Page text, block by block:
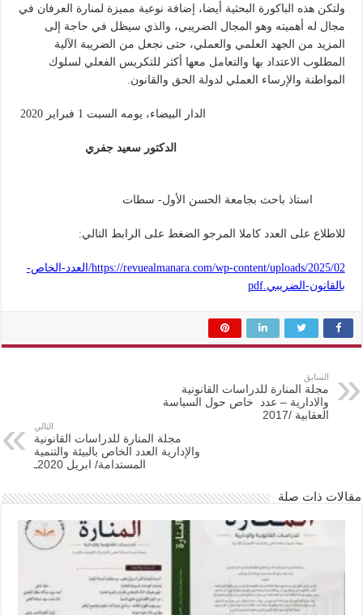
ولتكن هذه الباكورة البحثية أيضا، إضافة نوعية مميزة لمنارة العرفان في
مجال له أهميته وهو المجال الضريبي، والذي سيظل في حاجة إلى
المزيد من الجهد العلمي والعملي، حتى نجعل من الضريبة الآلية
المطلوب الاعتداد بها والتعامل معها أكثر للتكريس الفعلي لسلوك
المواطنة والإرساء العملي لدولة الحق والقانون.
الدار البيضاء، يومه السبت 1 فبراير 2020
الدكتور سعيد جفري
استاذ باحث بجامعة الحسن الأول- سطات
للاطلاع على العدد كاملا المرجو الضغط على الرابط التالي:
https://revuealmanara.com/wp-content/uploads/2025/02/العدد-الخاص-
بالقانون-الضريبي.pdf
السابق
مجلة المنارة للدراسات القانونية
والادارية – عدد خاص حول السياسة
العقابية /2017
التالي
مجلة المنارة للدراسات القانونية
والإدارية العدد الخاص بالبيئة والتنمية
المستدامة/ ابريل 2020ـ
مقالات ذات صلة